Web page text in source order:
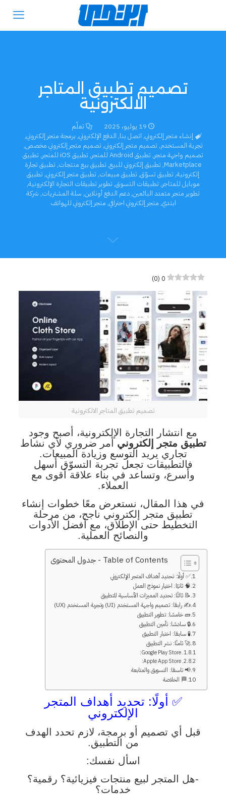
تصميم تطبيق المتاجر
الالكترونية
19 يوليو، 2025
تعلّم
إنشاء متجر إلكتروني, اتصل بنا, الدفع الإلكتروني, برمجة متجر إلكتروني,
تجربة المستخدم, تصميم متجر إلكتروني, تصميم متجر إلكتروني مخصص,
تصميم واجهة متجر, تطبيق Android للمتجر , تطبيق iOS للمتجر , تطبيق
Marketplace
, تطبيق إلكتروني للبيع, تطبيق بيع منتجات, تطبيق تجارة
إلكترونية, تطبيق تسوّق, تطبيق مبيعات, تطبيق متجر إلكتروني, تطبيق
موبايل للمتاجر, تطبيقات التسوق, تطوير تطبيقات التجارة الإلكترونية,
تطوير متجر متعدد البائعين, دعم الدفع أونلاين, سلة المشتريات, شركة
ابتدي, متجر إلكتروني احترافي, متجر إلكتروني للهواتف
0
(
0
)
تصميم تطبيق المتاجر الالكترونية
مع انتشار التجارة الإلكترونية، أصبح وجود
تطبيق متجر إلكتروني أمر ضروري لأي نشاط
تجاري يريد التوسع وزيادة المبيعات.
فالتطبيقات تجعل تجربة التسوّق أسهل
وأسرع، وتساعد في بناء علاقة أقوى مع
العملاء.
في هذا المقال، نستعرض معًا خطوات إنشاء
تطبيق متجر إلكتروني ناجح، من مرحلة
التخطيط حتى الإطلاق، مع أفضل الأدوات
والنصائح العملية.
Table of Contents - جدول المحتوى
✅ أولًا: تحديد أهداف المتجر الإلكتروني
🧠 ثانيًا: اختيار نموذج العمل
📝 ثالثًا: تحديد المميزات الأساسية للتطبيق
✍️ رابعًا: تصميم واجهة المستخدم (UI) وتجربة المستخدم (UX)
🧱 خامسًا: تطوير التطبيق
🔒 سادسًا: تأمين التطبيق
🧪 سابعًا: اختبار التطبيق
🚀 ثامنًا: نشر التطبيق
1. Google Play Store:
2. Apple App Store:
📢 تاسعًا: التسويق والمتابعة
🏁 الخلاصة
✅ أولًا: تحديد أهداف المتجر
الإلكتروني
قبل أي تصميم أو برمجة، لازم تحدد الهدف
من التطبيق.
اسأل نفسك:
-هل المتجر لبيع منتجات فيزيائية؟ رقمية؟
خدمات؟